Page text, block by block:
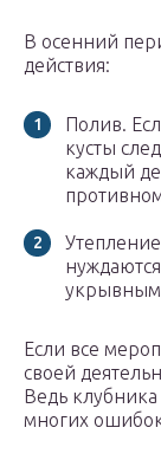
В осенний
действия:
Полив.
кусты
каждый
укрывным
Если все
своей
Ведь клубника
многих